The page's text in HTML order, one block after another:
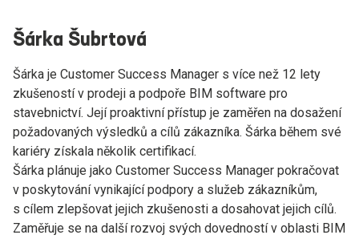
Šárka Šubrtová
Šárka je Customer Success Manager s více než 12 lety
zkušeností v prodeji a podpoře BIM software pro
stavebnictví. Její proaktivní přístup je zaměřen na dosažení
požadovaných výsledků a cílů zákazníka. Šárka během své
kariéry získala několik certifikací.
Šárka plánuje jako Customer Success Manager pokračovat
v poskytování vynikající podpory a služeb zákazníkům,
s cílem zlepšovat jejich zkušenosti a dosahovat jejich cílů.
Zaměřuje se na další rozvoj svých dovedností v oblasti BIM